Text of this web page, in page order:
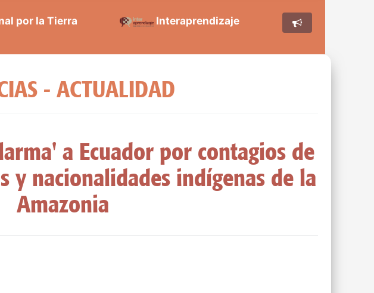
por la Tierra Interaprendizaje
- ACTUALIDAD
a Ecuador por contagios de
y nacionalidades indígenas de la
Amazonia